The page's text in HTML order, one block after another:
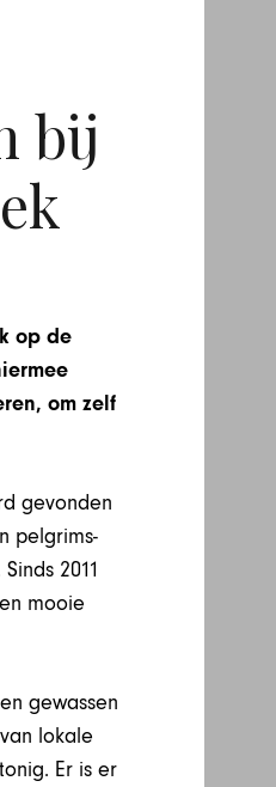
bij
op de
om zelf
gevonden
pelgrims-
2011
mooie
gewassen
lokale
Er is er